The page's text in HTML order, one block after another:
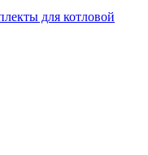
для котловой